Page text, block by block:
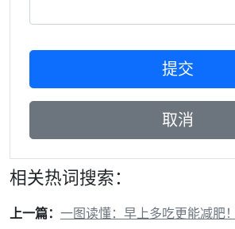
相关热词搜索：
上一篇： 一图读懂：早上多吃更能减肥